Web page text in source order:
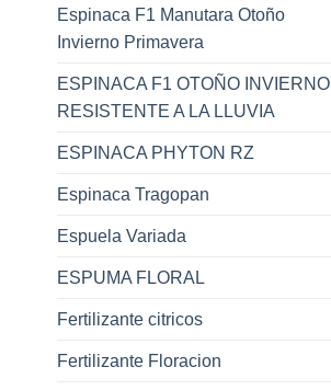
Espinaca F1 Manutara Otoño
Invierno Primavera
ESPINACA F1 OTOÑO INVIERNO
RESISTENTE A LA LLUVIA
ESPINACA PHYTON RZ
Espinaca Tragopan
Espuela Variada
ESPUMA FLORAL
Fertilizante citricos
Fertilizante Floracion